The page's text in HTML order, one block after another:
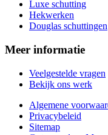
Luxe schutting
Hekwerken
Douglas schuttingen
Meer informatie
Veelgestelde vragen
Bekijk ons werk
Algemene
Privacybeleid
Sitemap